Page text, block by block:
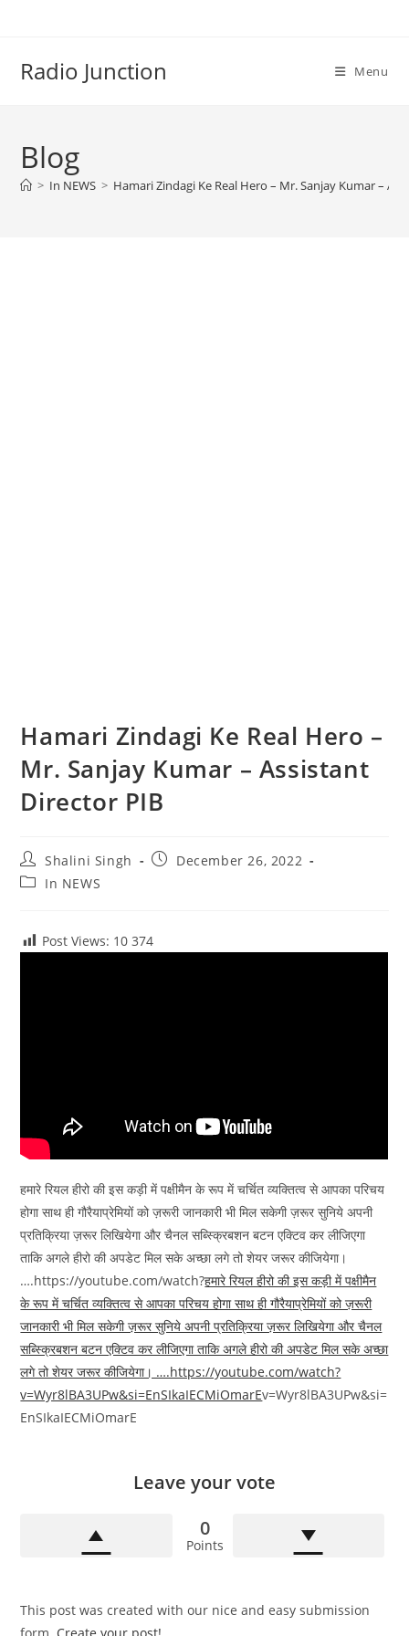
Radio Junction Menu
Blog
> In NEWS > Hamari Zindagi Ke Real Hero – Mr. Sanjay Kumar –
Hamari Zindagi Ke Real Hero –
Mr. Sanjay Kumar – Assistant
Director PIB
Post
author:
Shalini Singh
PostDecember 26, 2022
PostIn NEWS
Post Views: 10 374
हमारे रियल हीरो की इस कड़ी में पक्षीमैन के रूप में चर्चित व्यक्तित्व से आपका परिचय
होगा साथ ही गौरैयाप्रेमियों को ज़रूरी जानकारी भी मिल सकेगी ज़रूर सुनिये अपनी
प्रतिक्रिया ज़रूर लिखियेगा और चैनल सब्स्क्रिबशन बटन एक्टिव कर लीजिएगा
ताकि अगले हीरो की अपडेट मिल सके अच्छा लगे तो शेयर जरूर कीजियेगा।
….https://youtube.com/watch?हमारे रियल हीरो की इस कड़ी में पक्षीमैन
के रूप में चर्चित व्यक्तित्व से आपका परिचय होगा साथ ही गौरैयाप्रेमियों को ज़रूरी
जानकारी भी मिल सकेगी ज़रूर सुनिये अपनी प्रतिक्रिया ज़रूर लिखियेगा और चैनल
सब्स्क्रिबशन बटन एक्टिव कर लीजिएगा ताकि अगले हीरो की अपडेट मिल सके अच्छा
लगे तो शेयर जरूर कीजियेगा। ….https://youtube.com/watch?
v=Wyr8lBA3UPw&si=EnSIkaIECMiOmarEv=Wyr8lBA3UPw&si=
EnSIkaIECMiOmarE
Leave your vote
0
Points
This post was created with our nice and easy submission